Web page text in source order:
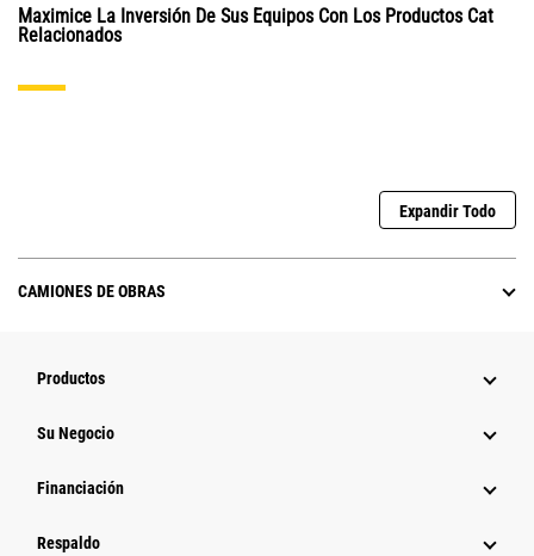
Maximice La Inversión De Sus Equipos Con Los Productos Cat
Relacionados
Expandir Todo
CAMIONES DE OBRAS
Productos
Su Negocio
Financiación
Respaldo